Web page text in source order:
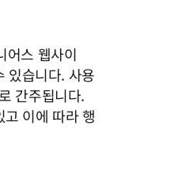
어스 웹사이
있습니다. 사용
간주됩니다.
이에 따라 행